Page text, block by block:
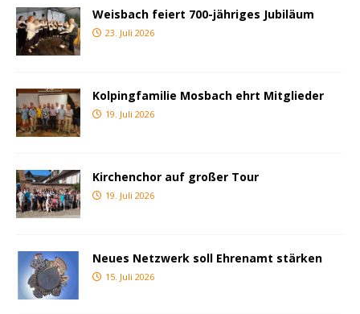
Weisbach feiert 700-jähriges Jubiläum
23. Juli 2026
Kolpingfamilie Mosbach ehrt Mitglieder
19. Juli 2026
Kirchenchor auf großer Tour
19. Juli 2026
Neues Netzwerk soll Ehrenamt stärken
15. Juli 2026